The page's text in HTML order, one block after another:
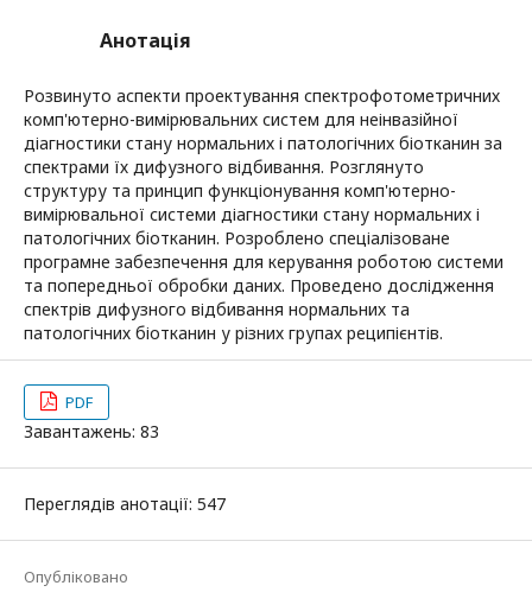
Анотація
Розвинуто аспекти проектування спектрофотометричних
комп'ютерно-вимірювальних систем для неінвазійної
діагностики стану нормальних і патологічних біотканин за
спектрами їх дифузного відбивання. Розглянуто
структуру та принцип функціонування комп'ютерно-
вимірювальної системи діагностики стану нормальних і
патологічних біотканин. Розроблено спеціалізоване
програмне забезпечення для керування роботою системи
та попередньої обробки даних. Проведено дослідження
спектрів дифузного відбивання нормальних та
патологічних біотканин у різних групах реципієнтів.
PDF
Завантажень: 83
Переглядів анотації: 547
Опубліковано